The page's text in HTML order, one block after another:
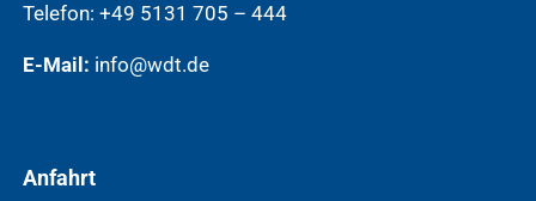
Telefon: +49 5131 705 – 444
E-Mail: info@wdt.de
Anfahrt